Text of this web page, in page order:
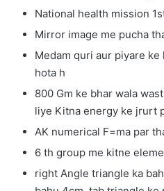
National health mission
Mirror image me pucha
Medam quri aur piyare
hota h
800 Gm ke bhar wala
liye Kitna energy ke jrurt
AK numerical F=ma par
6 th group me kitne
right Angle triangle ka